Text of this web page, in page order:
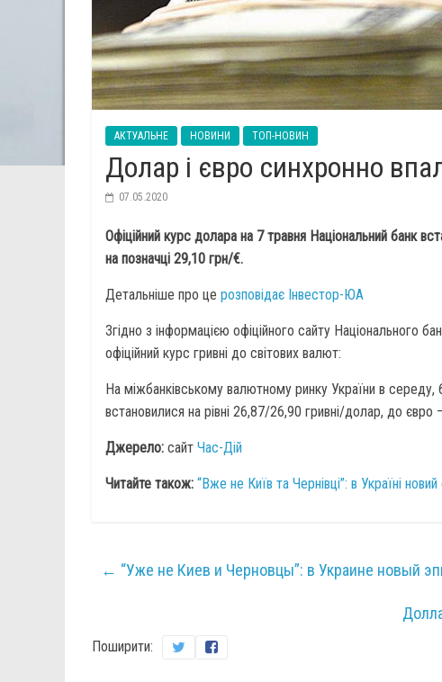
АКТУАЛЬНЕ НОВИНИ ТОП-НОВИН
Долар і євро синхронно
07.05.2020
Офіційний курс долара на 7 травня Національний банк
на позначці 29,10 грн/€.
Детальніше про це розповідає Інвестор-ЮА
Згідно з інформацією офіційного сайту Національного
офіційний курс гривні до світових валют:
На міжбанківському валютному ринку України в
встановилися на рівні 26,87/26,90 гривні/долар, до євро
Джерело: сайт Час-Дій
Читайте також: “Вже не Київ та Чернівці”: в Україні
← “Уже не Киев и Черновцы”: в Украине новый
Поширити: